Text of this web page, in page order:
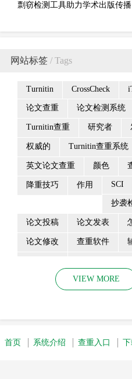
的初查
剽窃检测工具助力学术出版传播
网站标签 / Tags
Turnitin CrossCheck
论文查重 论文检测系统
Turnitin查重 研究者
权威的 Turnitin查重系统
英文论文查重 颜色
降重技巧 作用 SCI
抄袭
论文投稿 论文发表
论文修改 查重软件
发票申请 收录 turn
自动查重 论文剽窃
毕业论文 剽窃问题
VIEW MORE
首页 系统介绍 查重入口